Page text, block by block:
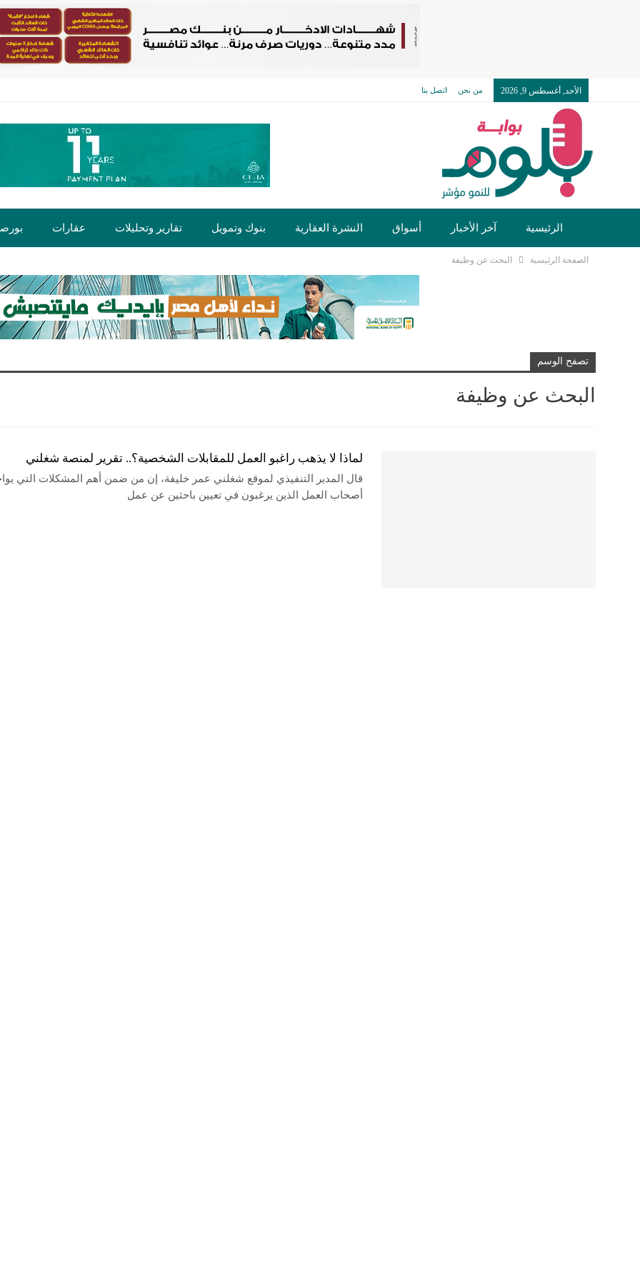
الأحد, أغسطس 9, 2026 من نحن اتصل بنا
الرئيسية آخر الأخبار أسواق النشرة العقارية بنوك وتمويل تقارير وتحليلات عقارات
الصفحة الرئيسية البحث عن وظيفة
تصفح الوسم
البحث عن وظيفة
لماذا لا يذهب راغبو العمل للمقابلات الشخصية؟.. تقرير لمنصة شغلني
قال المدير التنفيذي لموقع شغلني عمر خليفة، إن من ضمن أهم المشكلات التي
أصحاب العمل الذين يرغبون في تعيين باحثين عن عمل